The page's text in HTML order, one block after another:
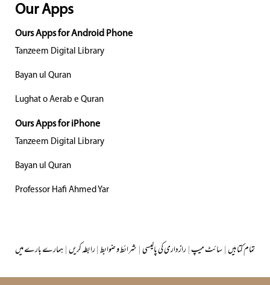
Our Apps
Ours Apps for Android Phone
Tanzeem Digital Library
Bayan ul Quran
Lughat o Aerab e Quran
Ours Apps for iPhone
Tanzeem Digital Library
Bayan ul Quran
Professor Hafi Ahmed Yar
ہمارے بارے میں|رابطہ کریں|شرائط و ضوابط|رازداری کی پالیسی|سائٹ میپ|تمام کتابیں